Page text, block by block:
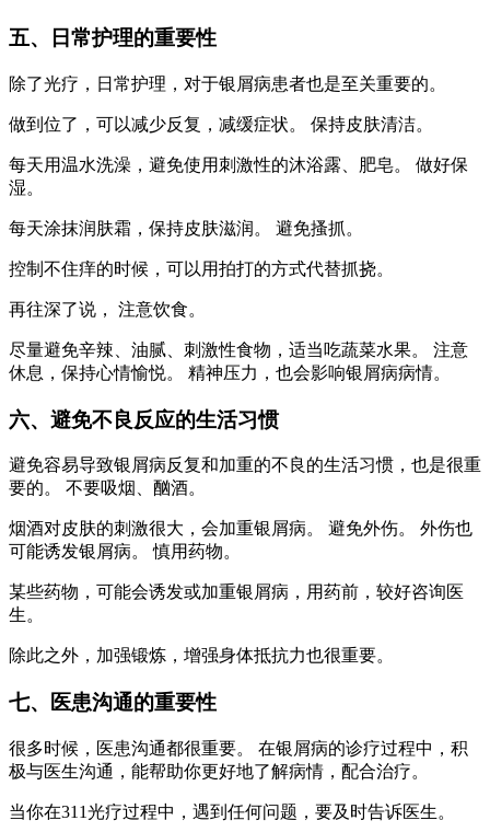
五、日常护理的重要性
除了光疗，日常护理，对于银屑病患者也是至关重要的。
做到位了，可以减少反复，减缓症状。 保持皮肤清洁。
每天用温水洗澡，避免使用刺激性的沐浴露、肥皂。 做好保
湿。
每天涂抹润肤霜，保持皮肤滋润。 避免搔抓。
控制不住痒的时候，可以用拍打的方式代替抓挠。
再往深了说， 注意饮食。
尽量避免辛辣、油腻、刺激性食物，适当吃蔬菜水果。 注意
休息，保持心情愉悦。 精神压力，也会影响银屑病病情。
六、避免不良反应的生活习惯
避免容易导致银屑病反复和加重的不良的生活习惯，也是很重
要的。 不要吸烟、酗酒。
烟酒对皮肤的刺激很大，会加重银屑病。 避免外伤。 外伤也
可能诱发银屑病。 慎用药物。
某些药物，可能会诱发或加重银屑病，用药前，较好咨询医
生。
除此之外，加强锻炼，增强身体抵抗力也很重要。
七、医患沟通的重要性
很多时候，医患沟通都很重要。 在银屑病的诊疗过程中，积
极与医生沟通，能帮助你更好地了解病情，配合治疗。
当你在311光疗过程中，遇到任何问题，要及时告诉医生。